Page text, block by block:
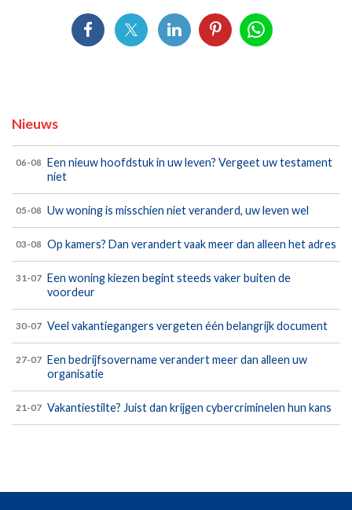
Nieuws
06-08
Een nieuw hoofdstuk in uw leven? Vergeet uw testament
niet
05-08 Uw woning is misschien niet veranderd, uw leven wel
03-08 Op kamers? Dan verandert vaak meer dan alleen het adres
31-07 Een woning kiezen begint steeds vaker buiten de
voordeur
30-07 Veel vakantiegangers vergeten één belangrijk document
27-07 Een bedrijfsovername verandert meer dan alleen uw
organisatie
21-07 Vakantiestilte? Juist dan krijgen cybercriminelen hun kans